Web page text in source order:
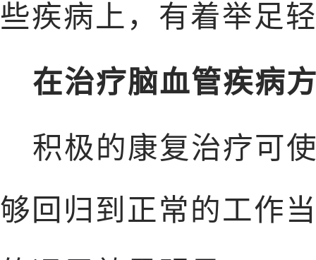
些疾病上，有着举足
在治疗脑血管疾病
积极的康复治疗可
够回归到正常的工作